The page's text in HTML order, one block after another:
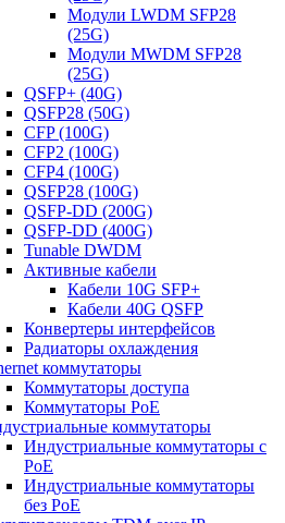
Модули LWDM SFP28
(25G)
Модули MWDM SFP28
(25G)
QSFP+ (40G)
QSFP28 (50G)
CFP (100G)
CFP2 (100G)
CFP4 (100G)
QSFP28 (100G)
QSFP-DD (200G)
QSFP-DD (400G)
Tunable DWDM
Активные кабели
Кабели 10G SFP+
Кабели 40G QSFP
Конвертеры интерфейсов
Радиаторы охлаждения
коммутаторы
Коммутаторы доступа
Коммутаторы PoE
коммутаторы
Индустриальные коммутаторы с
PoE
Индустриальные коммутаторы
без PoE